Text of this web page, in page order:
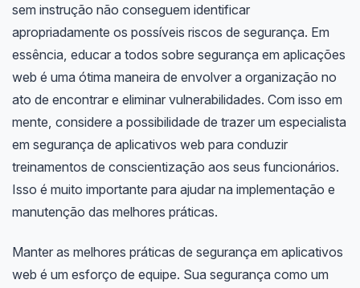
sem instrução não conseguem identificar
apropriadamente os possíveis riscos de segurança. Em
essência, educar a todos sobre segurança em aplicações
web é uma ótima maneira de envolver a organização no
ato de encontrar e eliminar vulnerabilidades. Com isso em
mente, considere a possibilidade de trazer um especialista
em segurança de aplicativos web para conduzir
treinamentos de conscientização aos seus funcionários.
Isso é muito importante para ajudar na implementação e
manutenção das melhores práticas.
Manter as melhores práticas de segurança em aplicativos
web é um esforço de equipe. Sua segurança como um